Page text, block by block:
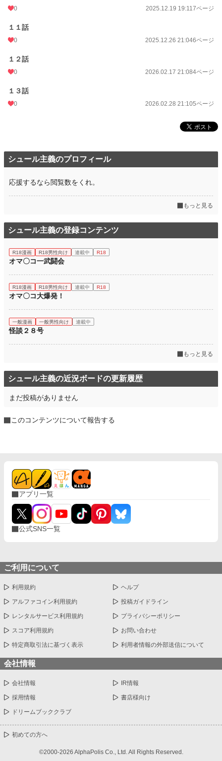
0 2025.12.19 19:117ページ
１１話
0 2025.12.26 21:046ページ
１２話
0 2026.02.17 21:084ページ
１３話
0 2026.02.28 21:105ページ
シュール主義のプロフィール
応援するなら閲覧数をくれ。
もっと見る
シュール主義の登録コンテンツ
R18漫画 R18男性向け 連載中 R18
オマ〇コ一武闘会
R18漫画 R18男性向け 連載中 R18
オマ〇コ大爆発！
一般漫画 一般男性向け 連載中
怪談２８号
もっと見る
シュール主義の近況ボードの更新履歴
まだ投稿がありません
このコンテンツについて報告する
アプリ一覧
公式SNS一覧
ご利用について
利用規約 ヘルプ
アルファコイン利用規約 投稿ガイドライン
レンタルサービス利用規約 プライバシーポリシー
スコア利用規約 お問い合わせ
特定商取引法に基づく表示 利用者情報の外部送信について
会社情報
会社情報 IR情報
採用情報 書店様向け
ドリームブッククラブ
初めての方へ
©2000-2026 AlphaPolis Co., Ltd. All Rights Reserved.